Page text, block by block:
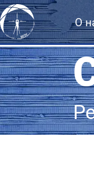
О